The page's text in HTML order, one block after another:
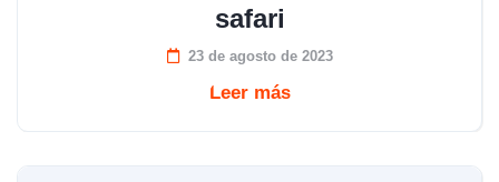
safari
23 de agosto de 2023
Leer más